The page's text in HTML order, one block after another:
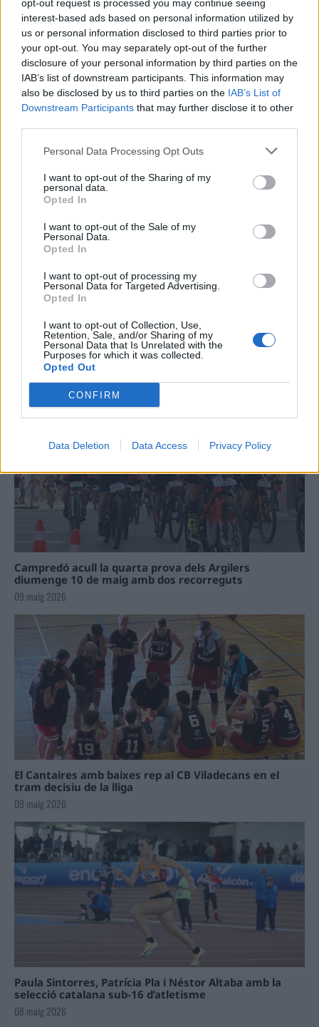
opt-out request is processed you may continue seeing
interest-based ads based on personal information utilized by
us or personal information disclosed to third parties prior to
your opt-out. You may separately opt-out of the further
disclosure of your personal information by third parties on the
IAB’s list of downstream participants. This information may
also be disclosed by us to third parties on the IAB’s List of
Downstream Participants that may further disclose it to other
Personal Data Processing Opt Outs
I want to opt-out of the Sharing of my
personal data.
Opted In
I want to opt-out of the Sale of my
Personal Data.
Opted In
I want to opt-out of processing my
Personal Data for Targeted Advertising.
Opted In
I want to opt-out of Collection, Use,
Retention, Sale, and/or Sharing of my
Personal Data that Is Unrelated with the
Purposes for which it was collected.
Opted Out
CONFIRM
Data Deletion Data Access Privacy Policy
“L’eclipsi serà una oportunitat també
per a gaudir de les Festes Majors
d’Amposta”
Carrega més
La Cursa de l’Aldea segona d’etiqueta d’or de la
Running Sèries Terres de l’Ebre
09 maig 2026
Campredó acull la quarta prova dels Argilers
diumenge 10 de maig amb dos recorreguts
09 maig 2026
El Cantaires amb baixes rep al CB Viladecans en el
tram decisiu de la lliga
09 maig 2026
Paula Sintorres, Patrícia Pla i Néstor Altaba amb la
selecció catalana sub-16 d’atletisme
08 maig 2026